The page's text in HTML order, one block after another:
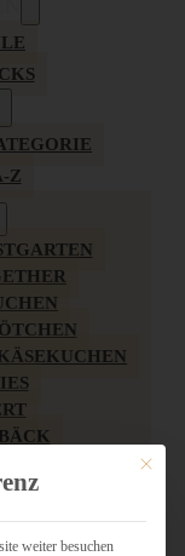
Z
BAKERY
Mit
weiter besuchen